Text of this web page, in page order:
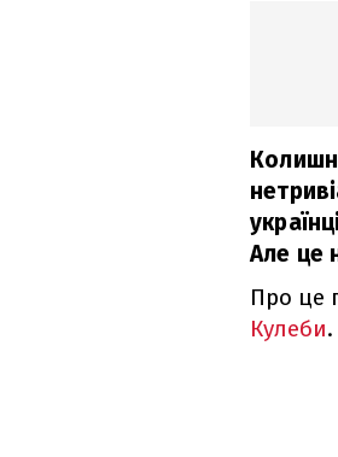
Але це
Про це
Кулеби.